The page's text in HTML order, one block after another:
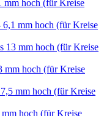
mm hoch (für Kreise
6,1 mm hoch (für Kreise
13 mm hoch (für Kreise
mm hoch (für Kreise
mm hoch (für Kreise
hoch (für Kreise